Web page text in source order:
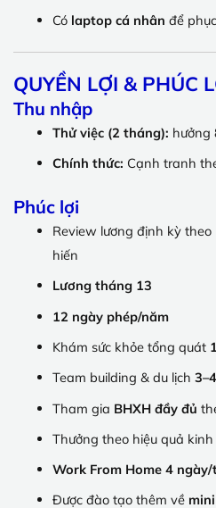
Có laptop cá nhân để
QUYỀN LỢI & PHÚC
Thu nhập
Thử việc (2 tháng): hưởng
Chính thức: Cạnh tranh
Phúc lợi
Review lương định kỳ
hiến
Lương tháng 13
12 ngày phép/năm
Khám sức khỏe tổng quát
Team building & du lịch
Tham gia BHXH đầy đủ
Thưởng theo hiệu quả
Work From Home 4
Được đào tạo thêm về